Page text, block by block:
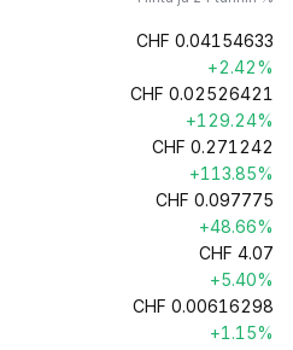
CHF 0.04154633
+2.42%
CHF 0.02526421
+129.24%
CHF 0.271242
+113.85%
CHF 0.097775
+48.66%
CHF 4.07
+5.40%
CHF 0.00616298
+1.15%